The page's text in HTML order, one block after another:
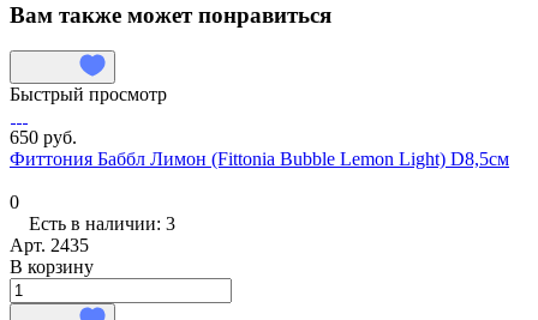
Вам также может понравиться
Быстрый просмотр
650 руб.
Фиттония Баббл Лимон (Fittonia Bubble Lemon Light) D8,5см
0
Есть в наличии: 3
Арт. 2435
В корзину